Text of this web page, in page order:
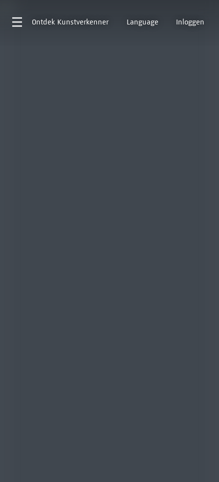
Ontdek Kunstverkenner Language Inloggen